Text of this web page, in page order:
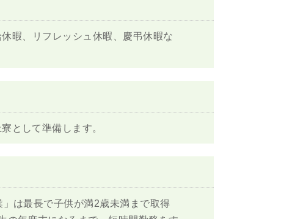
暇、リフレッシュ休暇、慶弔休暇な
として準備します。
は最長で子供が満2歳未満まで取得